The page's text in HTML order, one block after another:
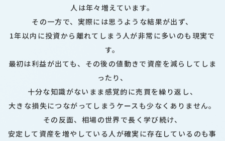
人は年々増えています。
その一方で、実際には思うような結果が出ず、
1年以内に投資から離れてしまう人が非常に多いのも現実で
す。
最初は利益が出ても、その後の値動きで資産を減らしてしま
ったり、
十分な知識がないまま感覚的に売買を繰り返し、
大きな損失につながってしまうケースも少なくありません。
その反面、相場の世界で長く学び続け、
安定して資産を増やしている人が確実に存在しているのも事